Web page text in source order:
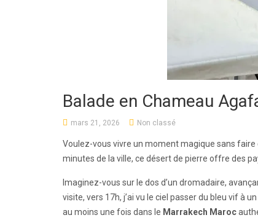
Balade en Chameau
mars 21, 2026 Non classé
Voulez-vous vivre un moment magique sans faire
minutes de la ville, ce désert de pierre offre des
Imaginez-vous sur le dos d’un dromadaire,
visite, vers 17h, j’ai vu le ciel passer du bleu vif à
au moins une fois dans le Marrakech Maroc